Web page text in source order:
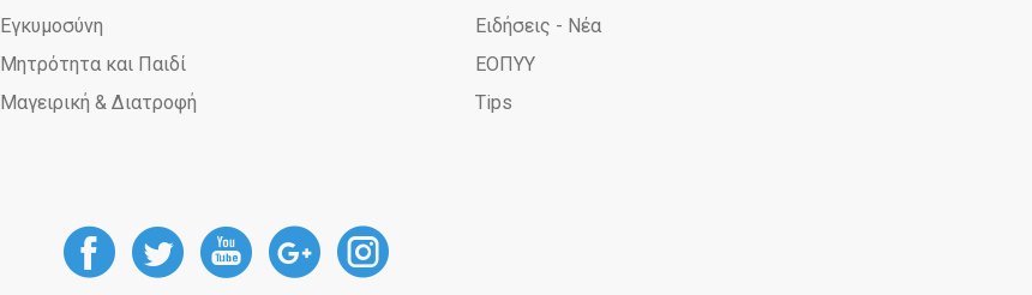
Εγκυμοσύνη
Μητρότητα και Παιδί
Μαγειρική & Διατροφή
Ειδήσεις - Νέα
ΕΟΠΥΥ
Tips
DoctorAnyTime
DoctorAnyTime
DoctorAnyTime
DoctorAnyTime
DoctorAnyTime